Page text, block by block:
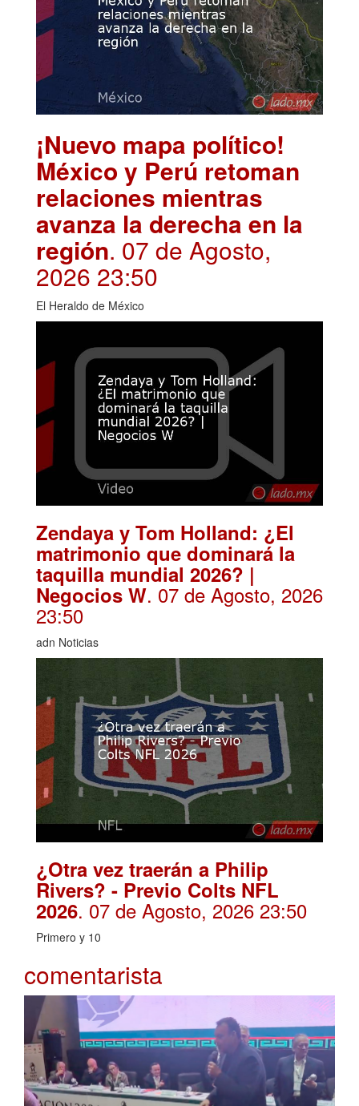
¡Nuevo mapa político!
México y Perú retoman
relaciones mientras
avanza la derecha en la
región. 07 de Agosto,
2026 23:50
El Heraldo de México
Zendaya y Tom Holland: ¿El
matrimonio que dominará la
taquilla mundial 2026? |
Negocios W. 07 de Agosto, 2026
23:50
adn Noticias
¿Otra vez traerán a Philip
Rivers? - Previo Colts NFL
2026. 07 de Agosto, 2026 23:50
Primero y 10
comentarista